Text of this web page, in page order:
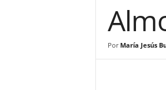
Por María Jesús